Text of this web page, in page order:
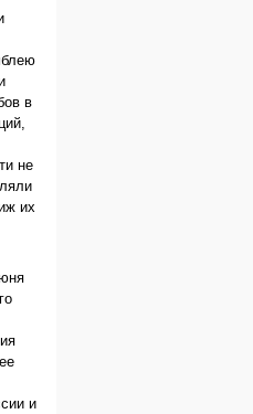
в
не
их
и